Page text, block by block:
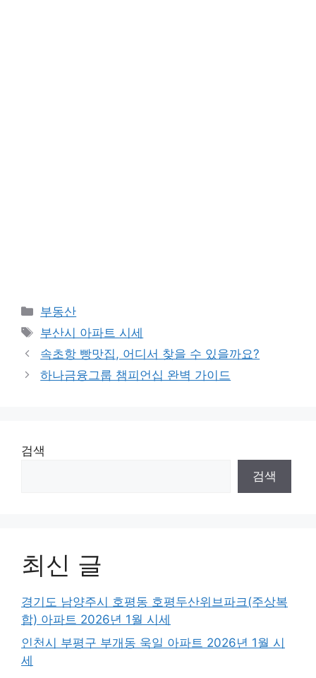
Categories
부동산
Tags
부산시 아파트 시세
속초항 빵맛집, 어디서 찾을 수 있을까요?
하나금융그룹 챔피언십 완벽 가이드
검색
검색
최신 글
경기도 남양주시 호평동 호평두산위브파크(주상복
합) 아파트 2026년 1월 시세
인천시 부평구 부개동 욱일 아파트 2026년 1월 시
세